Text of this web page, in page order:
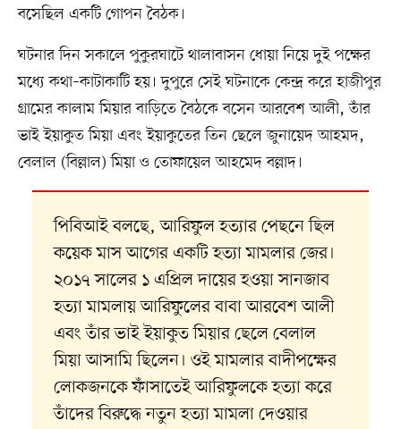
বসেছিল একটি গোপন বৈঠক।
ঘটনার দিন সকালে পুকুরঘাটে থালাবাসন ধোয়া নিয়ে দুই পক্ষের
মধ্যে কথা–কাটাকাটি হয়। দুপুরে সেই ঘটনাকে কেন্দ্র করে হাজীপুর
গ্রামের কালাম মিয়ার বাড়িতে বৈঠকে বসেন আরবেশ আলী, তাঁর
ভাই ইয়াকুত মিয়া এবং ইয়াকুতের তিন ছেলে জুনায়েদ আহমদ,
বেলাল (বিল্লাল) মিয়া ও তোফায়েল আহমেদ বল্লাদ।
পিবিআই বলছে, আরিফুল হত্যার পেছনে ছিল
কয়েক মাস আগের একটি হত্যা মামলার জের।
২০১৭ সালের ১ এপ্রিল দায়ের হওয়া সানজাব
হত্যা মামলায় আরিফুলের বাবা আরবেশ আলী
এবং তাঁর ভাই ইয়াকুত মিয়ার ছেলে বেলাল
মিয়া আসামি ছিলেন। ওই মামলার বাদীপক্ষের
লোকজনকে ফাঁসাতেই আরিফুলকে হত্যা করে
তাঁদের বিরুদ্ধে নতুন হত্যা মামলা দেওয়ার